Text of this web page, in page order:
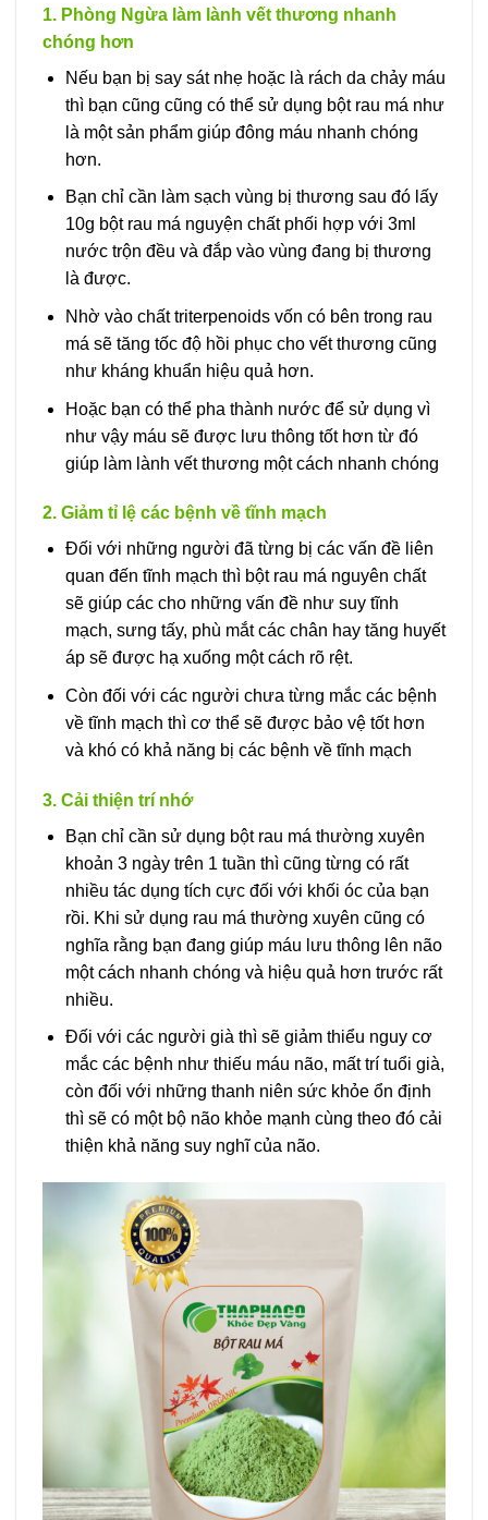
1. Phòng Ngừa làm lành vết thương nhanh
chóng hơn
Nếu bạn bị say sát nhẹ hoặc là rách da chảy máu
thì bạn cũng cũng có thể sử dụng bột rau má như
là một sản phẩm giúp đông máu nhanh chóng
hơn.
Bạn chỉ cần làm sạch vùng bị thương sau đó lấy
10g bột rau má nguyện chất phối hợp với 3ml
nước trộn đều và đắp vào vùng đang bị thương
là được.
Nhờ vào chất triterpenoids vốn có bên trong rau
má sẽ tăng tốc độ hồi phục cho vết thương cũng
như kháng khuẩn hiệu quả hơn.
Hoặc bạn có thể pha thành nước để sử dụng vì
như vậy máu sẽ được lưu thông tốt hơn từ đó
giúp làm lành vết thương một cách nhanh chóng
2. Giảm tỉ lệ các bệnh về tĩnh mạch
Đối với những người đã từng bị các vấn đề liên
quan đến tĩnh mạch thì bột rau má nguyên chất
sẽ giúp các cho những vấn đề như suy tĩnh
mạch, sưng tấy, phù mắt các chân hay tăng huyết
áp sẽ được hạ xuống một cách rõ rệt.
Còn đối với các người chưa từng mắc các bệnh
về tĩnh mạch thì cơ thể sẽ được bảo vệ tốt hơn
và khó có khả năng bị các bệnh về tĩnh mạch
3. Cải thiện trí nhớ
Bạn chỉ cần sử dụng bột rau má thường xuyên
khoản 3 ngày trên 1 tuần thì cũng từng có rất
nhiều tác dụng tích cực đối với khối óc của bạn
rồi. Khi sử dụng rau má thường xuyên cũng có
nghĩa rằng bạn đang giúp máu lưu thông lên não
một cách nhanh chóng và hiệu quả hơn trước rất
nhiều.
Đối với các người già thì sẽ giảm thiểu nguy cơ
mắc các bệnh như thiếu máu não, mất trí tuổi già,
còn đối với những thanh niên sức khỏe ổn định
thì sẽ có một bộ não khỏe mạnh cùng theo đó cải
thiện khả năng suy nghĩ của não.